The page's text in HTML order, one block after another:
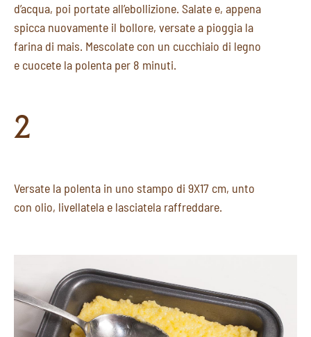
d’acqua, poi portate all’ebollizione. Salate e, appena
spicca nuovamente il bollore, versate a pioggia la
farina di mais. Mescolate con un cucchiaio di legno
e cuocete la polenta per 8 minuti.
2
Versate la polenta in uno stampo di 9X17 cm, unto
con olio, livellatela e lasciatela raffreddare.